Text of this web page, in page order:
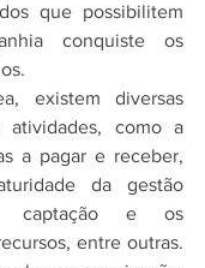
que possibilitem
conquiste os
existem diversas
atividades, como a
a pagar e receber,
da gestão
captação e os
entre outras.